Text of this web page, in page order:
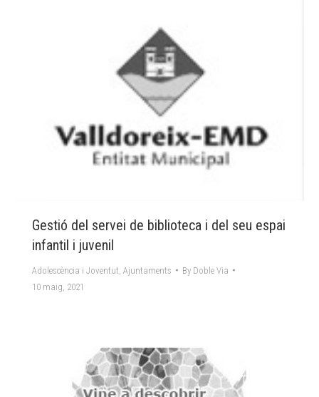
Gestió del servei de biblioteca i del seu espai
infantil i juvenil
Adolescència i Joventut Ajuntaments By Doble Via
10 maig, 2021